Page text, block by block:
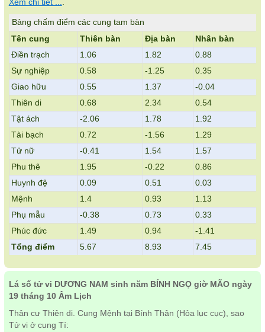
Xem chi tiết ....
Bảng chấm điểm các cung tam bàn
Tên cung
Thiên bàn Địa bàn
Nhân bàn
Điền trạch
1.06 1.82
0.88
Sự nghiệp
0.58 -1.25
0.35
Giao hữu
0.55 1.37
-0.04
Thiên di
0.68 2.34
0.54
Tật ách
-2.06 1.78
1.92
Tài bạch
0.72 -1.56
1.29
Tử nữ
-0.41 1.54
1.57
Phu thê
1.95 -0.22
0.86
Huynh đệ
0.09 0.51
0.03
Mệnh
1.4 0.93
1.13
Phụ mẫu
-0.38 0.73
0.33
Phúc đức
1.49 0.94
-1.41
Tổng điểm
5.67 8.93 7.45
Lá số tử vi DƯƠNG NAM sinh năm BÍNH NGỌ giờ MÃO ngày
19 tháng 10 Âm Lịch
Thân cư Thiên di. Cung Mệnh tại Bính Thân (Hỏa lục cục), sao
Tử vi ở cung Tí: